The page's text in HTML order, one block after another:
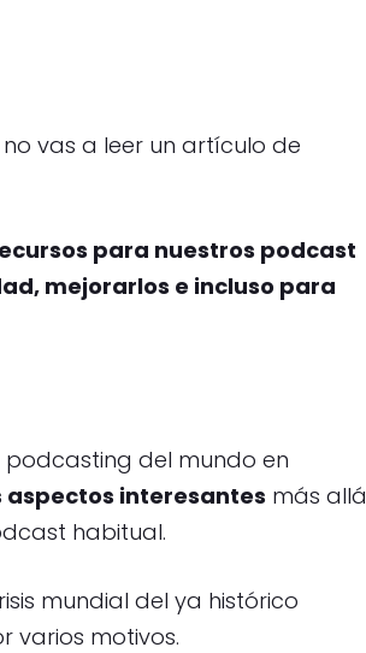
vas a leer un artículo de
para nuestros podcast
mejorarlos e incluso para
podcasting del mundo en
interesantes más allá
habitual.
mundial del ya histórico
varios motivos.